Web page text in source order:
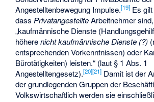
Angestelltenbewegung Impulse.[19] Es
dass PrivatangestellteArbeitnehmer
„kaufmännische Dienste
höherenicht kaufmännische Dienste (?)
entsprechenden Vorkenntnissen) oder
Bürotätigkeiten) leisten.“ (laut § 1 Abs. 1
Angestelltengesetz).[20][21] Damit ist der
der grundlegenden Gruppen der
Volkswirtschaftlich werden sie